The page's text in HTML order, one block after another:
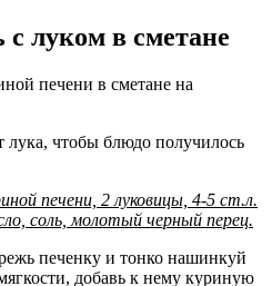
с луком в сметане
лука, чтобы блюдо получилось
печени, 2 луковицы, 4-5 ст.л.
соль, молотый черный перец.
печенку и тонко нашинкуй
добавь к нему куриную